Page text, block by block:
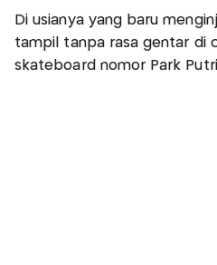
Di usianya yang baru
tampil tanpa rasa gentar di
skateboard nomor Park